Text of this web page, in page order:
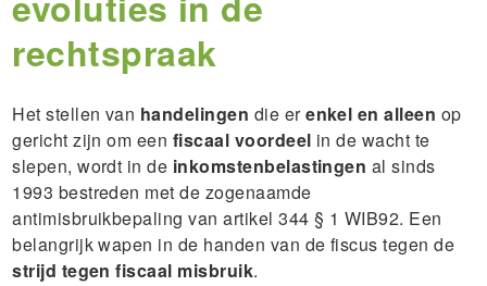
rechtspraak
Het stellen van handelingen die erenkel en alleen op
gericht zijn om een fiscaal voordeel in de wacht te
slepen, wordt in de inkomstenbelastingen al sinds
1993 bestreden met de zogenaamde
antimisbruikbepaling van artikel 344 § 1 WIB92. Een
belangrijk wapen in de handen van de fiscus tegen de
strijd tegen fiscaal misbruik.